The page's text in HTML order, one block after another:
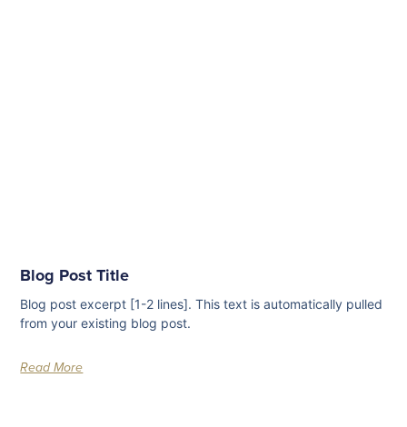
Blog Post Title
Blog post excerpt [1-2 lines]. This text is automatically pulled
from your existing blog post.
Read More